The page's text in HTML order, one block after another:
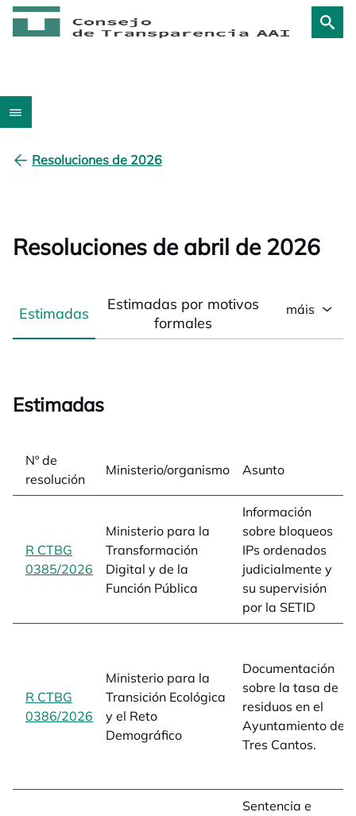
Resoluciones de 2026
Resoluciones de abril de 2026
Estimadas
Estimadas por motivos
formales
máis
Estimadas
Nº de
resolución
Ministerio/organismo Asunto
R CTBG
0385/2026 opens in a new tab
Ministerio para la
Transformación
Digital y de la
Función Pública
Información
sobre bloqueos
IPs ordenados
judicialmente y
su supervisión
por la SETID
R CTBG
0386/2026 opens in a new tab
Ministerio para la
Transición Ecológica
y el Reto
Demográfico
Documentación
sobre la tasa de
residuos en el
Ayuntamiento de
Tres Cantos.
Sentencia e